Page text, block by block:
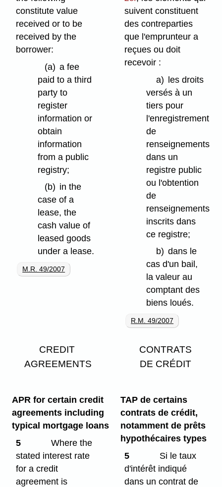
constitute value
received or to be
received by the
borrower:
(a) a fee
paid to a third
party to
register
information or
obtain
information
from a public
registry;
(b) in the
case of a
lease, the
cash value of
leased goods
under a lease.
M.R. 49/2007
suivent constituent
des contreparties
que l'emprunteur a
reçues ou doit
recevoir :
a) les droits
versés à un
tiers pour
l'enregistrement
de
renseignements
dans un
registre public
ou l'obtention
de
renseignements
inscrits dans
ce registre;
b) dans le
cas d'un bail,
la valeur au
comptant des
biens loués.
R.M. 49/2007
CREDIT
AGREEMENTS
CONTRATS
DE CRÉDIT
APR for certain credit
agreements including
typical mortgage loans
5
Where the
stated interest rate
for a credit
agreement is
TAP de certains
contrats de crédit,
notamment de prêts
hypothécaires types
5
Si le taux
d'intérêt indiqué
dans un contrat de